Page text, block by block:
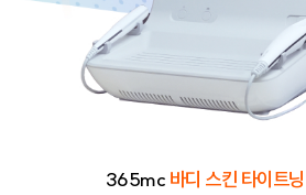
365mc 바디 스킨 타이트닝